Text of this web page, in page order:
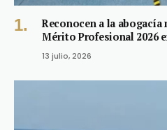
Reconocen a la abogacía
Mérito Profesional 2026
13 julio, 2026